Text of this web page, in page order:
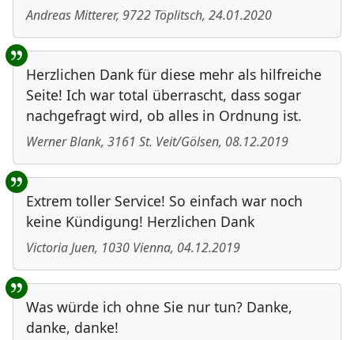
Andreas Mitterer, 9722 Töplitsch, 24.01.2020
Herzlichen Dank für diese mehr als hilfreiche
Seite! Ich war total überrascht, dass sogar
nachgefragt wird, ob alles in Ordnung ist.
Werner Blank, 3161 St. Veit/Gölsen, 08.12.2019
Extrem toller Service! So einfach war noch
keine Kündigung! Herzlichen Dank
Victoria Juen, 1030 Vienna, 04.12.2019
Was würde ich ohne Sie nur tun? Danke,
danke, danke!